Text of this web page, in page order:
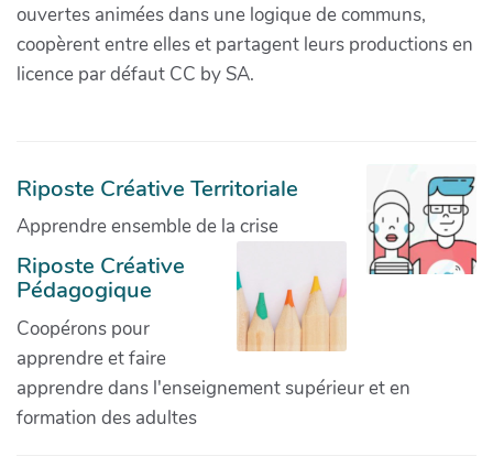
ouvertes animées dans une logique de communs,
coopèrent entre elles et partagent leurs productions en
licence par défaut CC by SA.
Riposte Créative Territoriale
Apprendre ensemble de la crise
Riposte Créative
Pédagogique
Coopérons pour
apprendre et faire
apprendre dans l'enseignement supérieur et en
formation des adultes